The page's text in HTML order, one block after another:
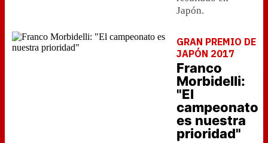
Japón.
GRAN PREMIO DE
JAPÓN 2017
Franco
Morbidelli:
"El
campeonato
es nuestra
prioridad"